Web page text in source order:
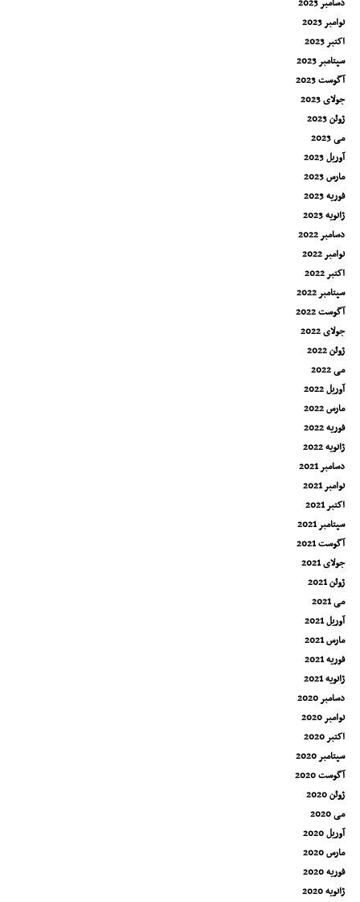
دسامبر 2023
نوامبر 2023
اکتبر 2023
سپتامبر 2023
آگوست 2023
جولای 2023
ژوئن 2023
می 2023
آوریل 2023
مارس 2023
فوریه 2023
ژانویه 2023
دسامبر 2022
نوامبر 2022
اکتبر 2022
سپتامبر 2022
آگوست 2022
جولای 2022
ژوئن 2022
می 2022
آوریل 2022
مارس 2022
فوریه 2022
ژانویه 2022
دسامبر 2021
نوامبر 2021
اکتبر 2021
سپتامبر 2021
آگوست 2021
جولای 2021
ژوئن 2021
می 2021
آوریل 2021
مارس 2021
فوریه 2021
ژانویه 2021
دسامبر 2020
نوامبر 2020
اکتبر 2020
سپتامبر 2020
آگوست 2020
ژوئن 2020
می 2020
آوریل 2020
مارس 2020
فوریه 2020
ژانویه 2020